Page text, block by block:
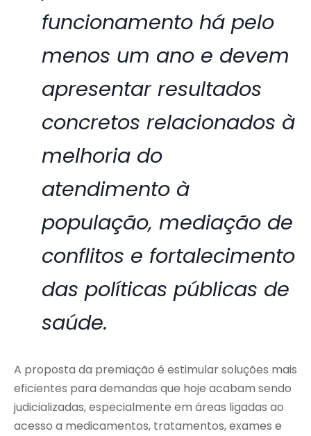
funcionamento há pelo
menos um ano e devem
apresentar resultados
concretos relacionados à
melhoria do
atendimento à
população, mediação de
conflitos e fortalecimento
das políticas públicas de
saúde.
A proposta da premiação é estimular soluções mais
eficientes para demandas que hoje acabam sendo
judicializadas, especialmente em áreas ligadas ao
acesso a medicamentos, tratamentos, exames e